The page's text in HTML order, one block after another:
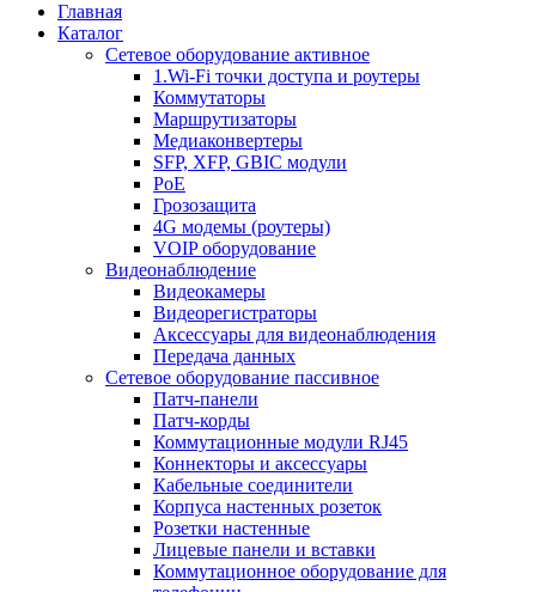
Главная
Каталог
Сетевое оборудование активное
1.Wi-Fi точки доступа и роутеры
Коммутаторы
Маршрутизаторы
Медиаконвертеры
SFP, XFP, GBIC модули
PoE
Грозозащита
4G модемы (роутеры)
VOIP оборудование
Видеонаблюдение
Видеокамеры
Видеорегистраторы
Аксессуары для видеонаблюдения
Передача данных
Сетевое оборудование пассивное
Патч-панели
Патч-корды
Коммутационные модули RJ45
Коннекторы и аксессуары
Кабельные соединители
Корпуса настенных розеток
Розетки настенные
Лицевые панели и вставки
Коммутационное оборудование для